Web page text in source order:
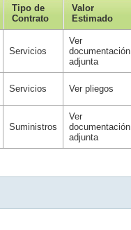
Tipo de
Contrato
Valor
Estimado
Servicios
Ver
documentación
adjunta
Servicios Ver pliegos
Suministros
Ver
documentación
adjunta